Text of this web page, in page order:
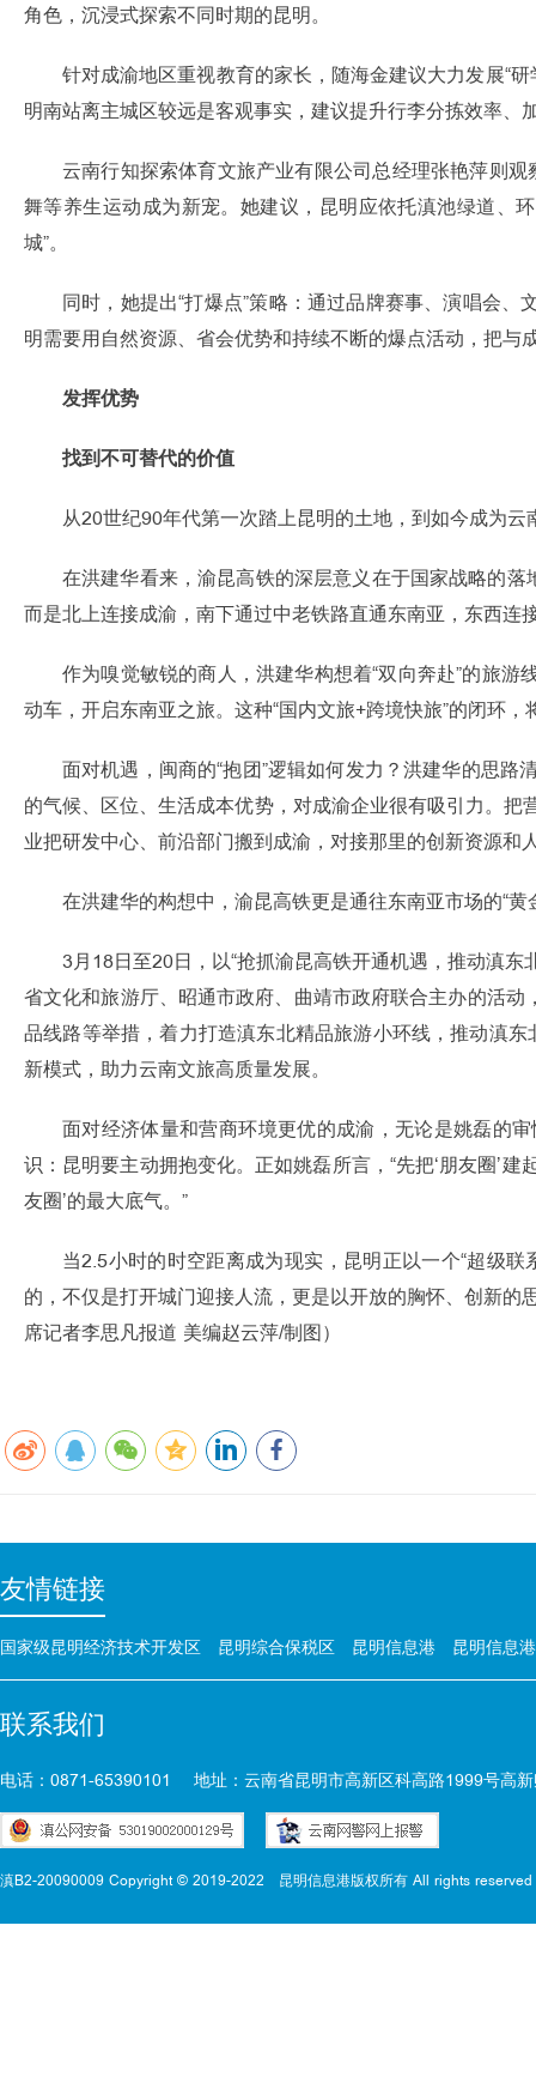
角色，沉浸式探索不同时期的昆明。
针对成渝地区重视教育的家长，随海金建议大力发展“
明南站离主城区较远是客观事实，建议提升行李分拣效率
云南行知探索体育文旅产业有限公司总经理张艳萍则
舞等养生运动成为新宠。她建议，昆明应依托滇池绿道、
城”。
同时，她提出“打爆点”策略：通过品牌赛事、演唱会
明需要用自然资源、省会优势和持续不断的爆点活动，把与
发挥优势
找到不可替代的价值
从20世纪90年代第一次踏上昆明的土地，到如今成为云
在洪建华看来，渝昆高铁的深层意义在于国家战略的
而是北上连接成渝，南下通过中老铁路直通东南亚，东西连
作为嗅觉敏锐的商人，洪建华构想着“双向奔赴”的旅
动车，开启东南亚之旅。这种“国内文旅+跨境快旅”的闭环
面对机遇，闽商的“抱团”逻辑如何发力？洪建华的思路
的气候、区位、生活成本优势，对成渝企业很有吸引力。
业把研发中心、前沿部门搬到成渝，对接那里的创新资源和
在洪建华的构想中，渝昆高铁更是通往东南亚市场的“
3月18日至20日，以“抢抓渝昆高铁开通机遇，推动滇
省文化和旅游厅、昭通市政府、曲靖市政府联合主办的活
品线路等举措，着力打造滇东北精品旅游小环线，推动滇
新模式，助力云南文旅高质量发展。
面对经济体量和营商环境更优的成渝，无论是姚磊的
识：昆明要主动拥抱变化。正如姚磊所言，“先把‘朋友圈’
友圈’的最大底气。”
当2.5小时的时空距离成为现实，昆明正以一个“超级
的，不仅是打开城门迎接人流，更是以开放的胸怀、创新的
席记者李思凡报道 美编赵云萍/制图）
友情链接
国家级昆明经济技术开发区 昆明综合保税区 昆明信息港 昆明信息
联系我们
电话：0871-65390101 地址：云南省昆明市高新区科高路1999号高
滇B2-20090009 Copyright © 2019-2022 昆明信息港版权所有 All rights reserved